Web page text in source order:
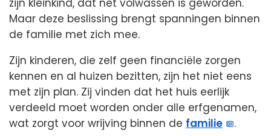
zijn kleinkind, dat net volwassen is geworden.
Maar deze beslissing brengt spanningen binnen
de familie met zich mee.
Zijn kinderen, die zelf geen financiële zorgen
kennen en al huizen bezitten, zijn het niet eens
met zijn plan. Zij vinden dat het huis eerlijk
verdeeld moet worden onder alle erfgenamen,
wat zorgt voor wrijving binnen de familie
.